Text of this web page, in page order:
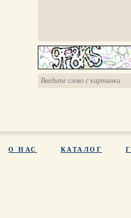
О НАС КАТАЛОГ